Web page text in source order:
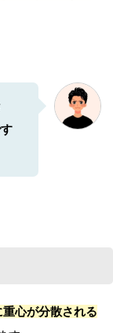
心が分散される